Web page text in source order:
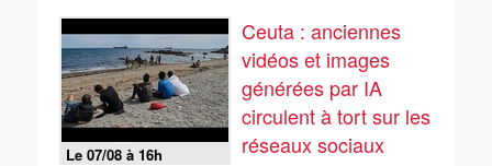
Le 07/08 à 16h
Ceuta : anciennes
vidéos et images
générées par IA
circulent à tort sur les
réseaux sociaux